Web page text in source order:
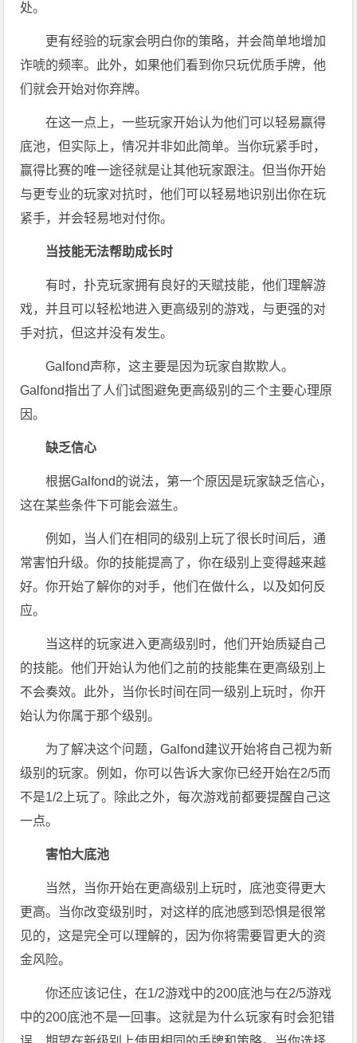
处。
更有经验的玩家会明白你的策略，并会简单地增加
诈唬的频率。此外，如果他们看到你只玩优质手牌，他
们就会开始对你弃牌。
在这一点上，一些玩家开始认为他们可以轻易赢得
底池，但实际上，情况并非如此简单。当你玩紧手时，
赢得比赛的唯一途径就是让其他玩家跟注。但当你开始
与更专业的玩家对抗时，他们可以轻易地识别出你在玩
紧手，并会轻易地对付你。
当技能无法帮助成长时
有时，扑克玩家拥有良好的天赋技能，他们理解游
戏，并且可以轻松地进入更高级别的游戏，与更强的对
手对抗，但这并没有发生。
Galfond声称，这主要是因为玩家自欺欺人。
Galfond指出了人们试图避免更高级别的三个主要心理原
因。
缺乏信心
根据Galfond的说法，第一个原因是玩家缺乏信心，
这在某些条件下可能会滋生。
例如，当人们在相同的级别上玩了很长时间后，通
常害怕升级。你的技能提高了，你在级别上变得越来越
好。你开始了解你的对手，他们在做什么，以及如何反
应。
当这样的玩家进入更高级别时，他们开始质疑自己
的技能。他们开始认为他们之前的技能集在更高级别上
不会奏效。此外，当你长时间在同一级别上玩时，你开
始认为你属于那个级别。
为了解决这个问题，Galfond建议开始将自己视为新
级别的玩家。例如，你可以告诉大家你已经开始在2/5而
不是1/2上玩了。除此之外，每次游戏前都要提醒自己这
一点。
害怕大底池
当然，当你开始在更高级别上玩时，底池变得更大
更高。当你改变级别时，对这样的底池感到恐惧是很常
见的，这是完全可以理解的，因为你将需要冒更大的资
金风险。
你还应该记住，在1/2游戏中的200底池与在2/5游戏
中的200底池不是一回事。这就是为什么玩家有时会犯错